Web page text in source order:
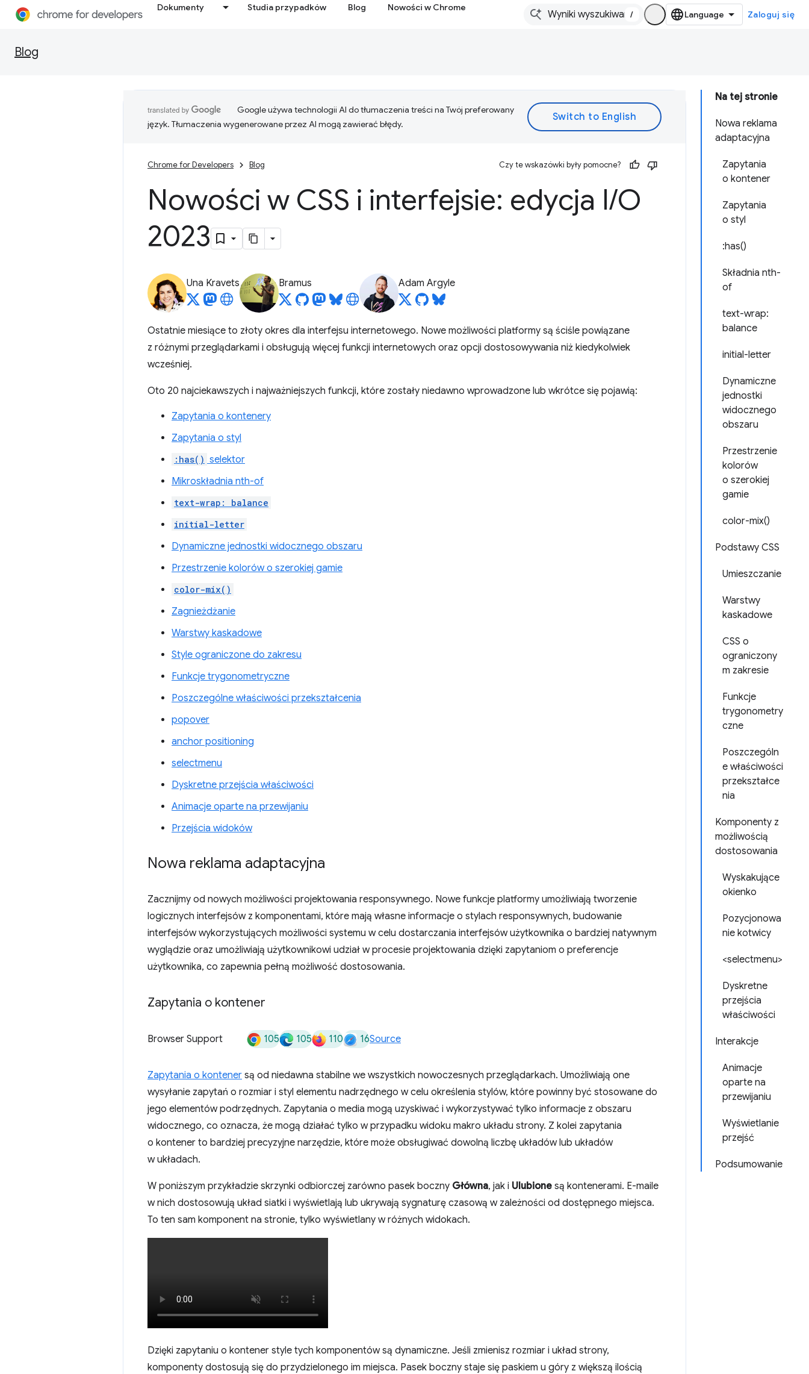
Dokumenty Studia przypadków Blog Nowości w Chrome
/ Zaloguj się
Blog
Na tej stronie
Nowa reklama
adaptacyjna
Zapytania
o kontener
Zapytania
o styl
:has()
Składnia nth-
of
text-wrap:
balance
initial-letter
Dynamiczne
jednostki
widocznego
obszaru
Przestrzenie
kolorów
o szerokiej
gamie
color-mix()
Podstawy CSS
Umieszczanie
Warstwy
kaskadowe
CSS o
ograniczony
m zakresie
Funkcje
trygonometry
czne
Poszczególn
e właściwości
przekształce
nia
Komponenty z
możliwością
dostosowania
Wyskakujące
okienko
Pozycjonowa
nie kotwicy
<selectmenu>
Dyskretne
przejścia
właściwości
Interakcje
Animacje
oparte na
przewijaniu
Wyświetlanie
przejść
Podsumowanie
Google używa technologii AI do tłumaczenia treści na Twój preferowany
język. Tłumaczenia wygenerowane przez AI mogą zawierać błędy.
Chrome for Developers Blog Czy te wskazówki były pomocne?
Nowości w CSS i interfejsie: edycja I/O
2023
Una Kravets Bramus Adam Argyle
Ostatnie miesiące to złoty okres dla interfejsu internetowego. Nowe możliwości platformy są ściśle powiązane
z różnymi przeglądarkami i obsługują więcej funkcji internetowych oraz opcji dostosowywania niż kiedykolwiek
wcześniej.
Oto 20 najciekawszych i najważniejszych funkcji, które zostały niedawno wprowadzone lub wkrótce się pojawią:
Zapytania o kontenery
Zapytania o styl
:has() selektor
Mikroskładnia nth-of
text-wrap: balance
initial-letter
Dynamiczne jednostki widocznego obszaru
Przestrzenie kolorów o szerokiej gamie
color-mix()
Zagnieżdżanie
Warstwy kaskadowe
Style ograniczone do zakresu
Funkcje trygonometryczne
Poszczególne właściwości przekształcenia
popover
anchor positioning
selectmenu
Dyskretne przejścia właściwości
Animacje oparte na przewijaniu
Przejścia widoków
Nowa reklama adaptacyjna
Zacznijmy od nowych możliwości projektowania responsywnego. Nowe funkcje platformy umożliwiają tworzenie
logicznych interfejsów z komponentami, które mają własne informacje o stylach responsywnych, budowanie
interfejsów wykorzystujących możliwości systemu w celu dostarczania interfejsów użytkownika o bardziej natywnym
wyglądzie oraz umożliwiają użytkownikowi udział w procesie projektowania dzięki zapytaniom o preferencje
użytkownika, co zapewnia pełną możliwość dostosowania.
Zapytania o kontener
Browser Support 105 105 110 16Source
Zapytania o kontener są od niedawna stabilne we wszystkich nowoczesnych przeglądarkach. Umożliwiają one
wysyłanie zapytań o rozmiar i styl elementu nadrzędnego w celu określenia stylów, które powinny być stosowane do
jego elementów podrzędnych. Zapytania o media mogą uzyskiwać i wykorzystywać tylko informacje z obszaru
widocznego, co oznacza, że mogą działać tylko w przypadku widoku makro układu strony. Z kolei zapytania
o kontener to bardziej precyzyjne narzędzie, które może obsługiwać dowolną liczbę układów lub układów
w układach.
W poniższym przykładzie skrzynki odbiorczej zarówno pasek boczny Główna, jak i Ulubione są kontenerami. E-maile
w nich dostosowują układ siatki i wyświetlają lub ukrywają sygnaturę czasową w zależności od dostępnego miejsca.
To ten sam komponent na stronie, tylko wyświetlany w różnych widokach.
Dzięki zapytaniu o kontener style tych komponentów są dynamiczne. Jeśli zmienisz rozmiar i układ strony,
komponenty dostosują się do przydzielonego im miejsca. Pasek boczny staje się paskiem u góry z większą ilością